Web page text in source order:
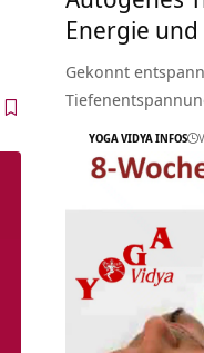
Energie
Gekonnt
YOGA VIDYA INFOS